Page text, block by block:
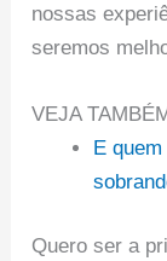
nossas
seremos
VEJA
E
Quero ser a